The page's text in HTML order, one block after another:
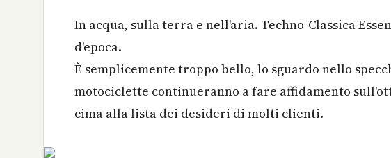
In acqua, sulla terra e nell'aria. Techno-Classica
d'epoca.
È semplicemente troppo bello, lo sguardo nello
motociclette continueranno a fare affidamento
cima alla lista dei desideri di molti clienti.